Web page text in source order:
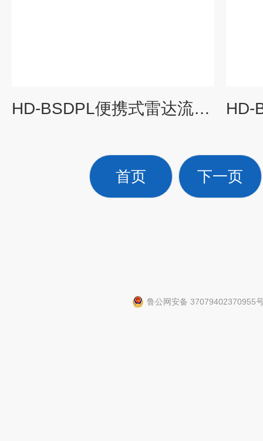
HD-BSDPL便携式雷达流量流速检测仪
首页 下一页
鲁公网安备 37079402370955